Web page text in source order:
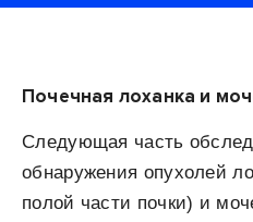
Почечная лоханка и
Следующая часть
обнаружения опухолей
полой части почки) и